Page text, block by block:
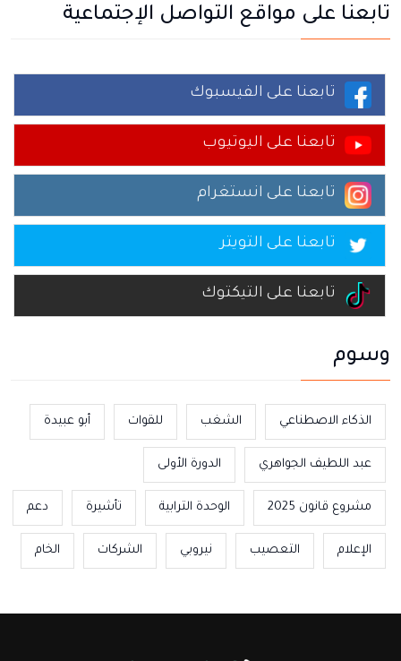
تابعنا على مواقع التواصل الإجتماعية
تابعنا على الفيسبوك
تابعنا على اليوتيوب
تابعنا على انستغرام
تابعنا على التويتر
تابعنا على التيكتوك
وسوم
الذكاء الاصطناعي الشغب للقوات أبو عبيدة
عبد اللطيف الجواهري الدورة الأولى
مشروع قانون 2025 الوحدة الترابية تأشيرة دعم
الإعلام التعصيب نيروبي الشركات الخام